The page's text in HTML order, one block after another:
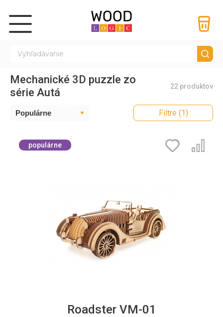
Mechanické 3D puzzle zo
série Autá
22 produktov
Filtre (1)
populárne
Roadster VM-01